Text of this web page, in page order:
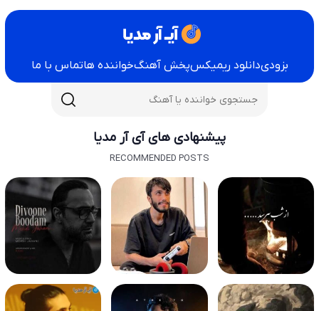
بزودیدانلود ریمیکسپخش آهنگخواننده هاتماس با ما
پیشنهادی های آی آر مدیا
RECOMMENDED POSTS